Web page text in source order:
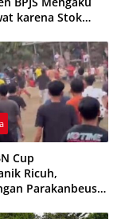
karena Stok
Cup
Ricuh,
Parakanbeusi